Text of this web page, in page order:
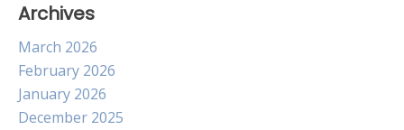
Archives
March 2026
February 2026
January 2026
December 2025